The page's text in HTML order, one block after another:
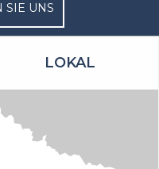
SIE UNS
LOKAL